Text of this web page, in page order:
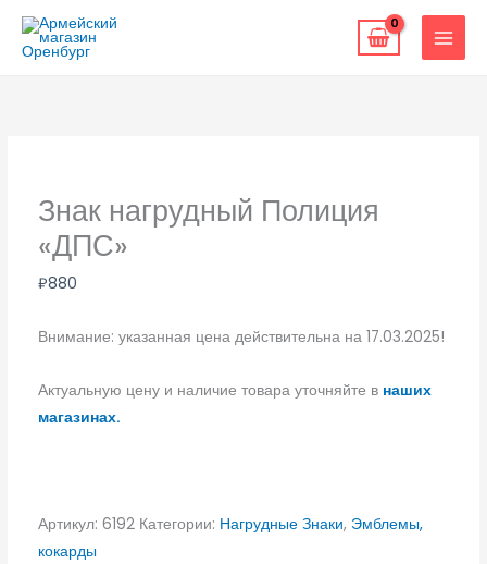
Перейти
содержимому
Знак нагрудный Полиция
«ДПС»
₽880
Внимание: указанная цена действительна на 17.03.2025!
Актуальную цену и наличие товара уточняйте в наших
магазинах.
Артикул: 6192 Категории: Нагрудные Знаки, Эмблемы,
кокарды